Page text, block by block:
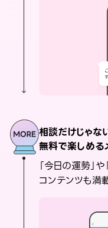
相談だけじゃな
無料で楽しめる
「今日の運勢」
コンテンツも満